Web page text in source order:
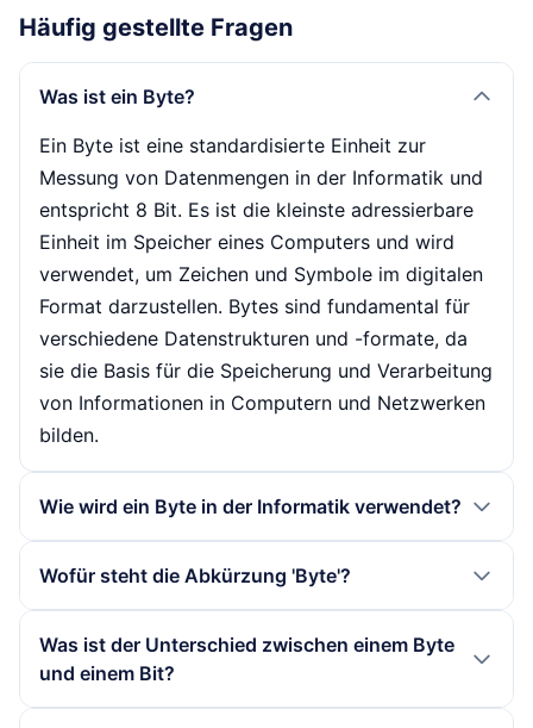
Häufig gestellte Fragen
Was ist ein Byte?
Ein Byte ist eine standardisierte Einheit zur
Messung von Datenmengen in der Informatik und
entspricht 8 Bit. Es ist die kleinste adressierbare
Einheit im Speicher eines Computers und wird
verwendet, um Zeichen und Symbole im digitalen
Format darzustellen. Bytes sind fundamental für
verschiedene Datenstrukturen und -formate, da
sie die Basis für die Speicherung und Verarbeitung
von Informationen in Computern und Netzwerken
bilden.
Wie wird ein Byte in der Informatik verwendet?
um Daten zu speichern und zu übertragen. Jedes
Farbkomponente in einem Bild und jede
Audiodatei wird in Bytes codiert. Die Größe von
Dateien wird oft in Kilobyte (KB), Megabyte (MB)
Wofür steht die Abkürzung 'Byte'?
Wort 'bite', was so viel wie 'Biss' bedeutet. Der
Begriff wurde gewählt, um die kleinste Einheit von
Was ist der Unterschied zwischen einem Byte
und einem Bit?